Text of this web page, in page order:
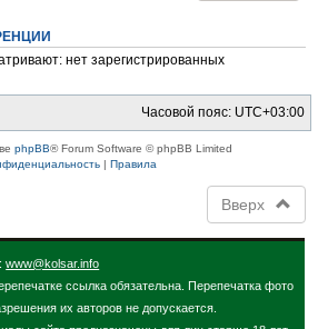
ч
л
нет зарегистрированных
Часовой пояс: UTC+03:00
phpBB® Forum Software © phpBB Limited
| Правила
Вверх
www@kolsar.info
ссылка обязательна. Перепечатка фото
их авторов не допускается.